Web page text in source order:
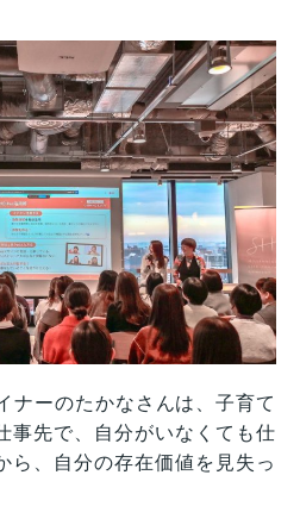
ナーのたかなさんは、子育て
事先で、自分がいなくても仕
ら、自分の存在価値を見失っ